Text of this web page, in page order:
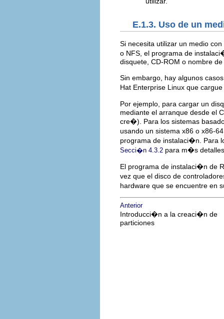
E.1.3. Uso de un
Si necesita utilizar un medio
o NFS, el programa de
disquete, CD-ROM o nombre
Sin embargo, hay algunos
Hat Enterprise Linux que
Por ejemplo, para cargar un
mediante el arranque desde el
cre�). Para los sistemas
usando un sistema x86 o x86-
programa de instalaci�n. Para
Secci�n 4.3.2 para m�s
El programa de instalaci�n de
vez que el disco de
hardware que se encuentre en
Anterior
Introducci�n a la creaci�n de
particiones